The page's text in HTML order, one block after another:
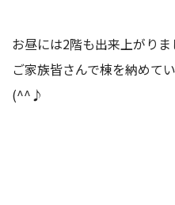
お昼には2階も出来上がりま
ご家族皆さんで棟を納めて
(^^♪